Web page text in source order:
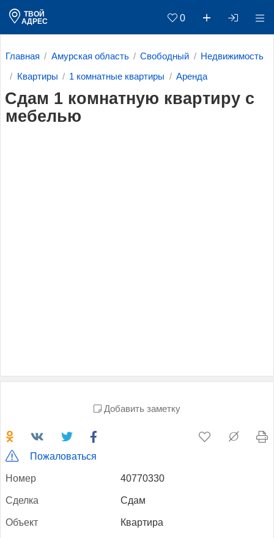
ТВОЙ
АДРЕС
0
Главная Амурская область Свободный Недвижимость
Квартиры 1 комнатные квартиры Аренда
Сдам 1 комнатную квартиру с
мебелью
Добавить заметку
Пожаловаться
Но­мер 40770330
Сдел­ка Сдам
Объ­ект Квартира